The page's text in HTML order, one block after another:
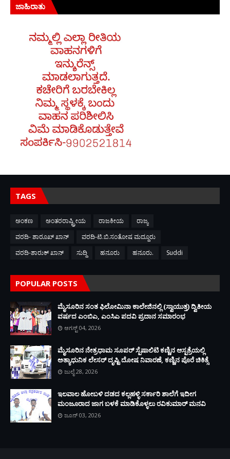
ಜಾಹಿರಾತು
TAGS
ಅಂಕಣ ಅಂತರರಾಷ್ಟ್ರೀಯ ರಾಜಕೀಯ
ರಾಜ್ಯ
ವರದಿ- ಶಾರೂಖ್ ಖಾನ್
ವರದಿ-ಟಿ.ಬಿ.ಸಂತೋಷ ಮದ್ದೂರು
ವರದಿ-ಶಾರುಕ್ ಖಾನ್
ಸುದ್ದಿ ಹನೂರು ಹನೂರು. Suddi
POPULAR POSTS
ಮೈಸೂರಿನ ಸಂತ ಫಿಲೋಮಿನಾ ಕಾಲೇಜಿನಲ್ಲಿ (ಸ್ವಾಯುತ್ತ) ದ್ವಿತೀಯ
ವರ್ಷದ ಎಂಬಿಎ, ಎಂಸಿಎ ಪದವಿ ಪ್ರದಾನ ಸಮಾರಂಭ
ಆಗಸ್ಟ್ 04, 2026
ಮೈಸೂರಿನ ನೇತ್ರಧಾಮ ಸೂಪರ್ ಸ್ಪೆಷಾಲಿಟಿ ಕಣ್ಣಿನ ಆಸ್ಪತ್ರೆಯಲ್ಲಿ
ಅತ್ಯಾಧುನಿಕ ಲೇಸರ್ ದೃಷ್ಟಿ ದೋಷ ನಿವಾರಣೆ, ಕಣ್ಣಿನ ಪೊರೆ ಚಿಕಿತ್ಸೆ
ಜುಲೈ 28, 2026
ಇಲವಾಲ ಹೋಬಳಿ ದಡದ ಕಲ್ಲಹಳ್ಳಿ ಸರ್ಕಾರಿ ಶಾಲೆಗೆ ಇದೀಗ
ಮಂಜೂರಾದ ಜಾಗ ಬಳಕೆ ಮಾಡಿಕೊಳ್ಳಲು ರವಿಕುಮಾರ್ ಮನವಿ
ಜೂನ್ 03, 2026